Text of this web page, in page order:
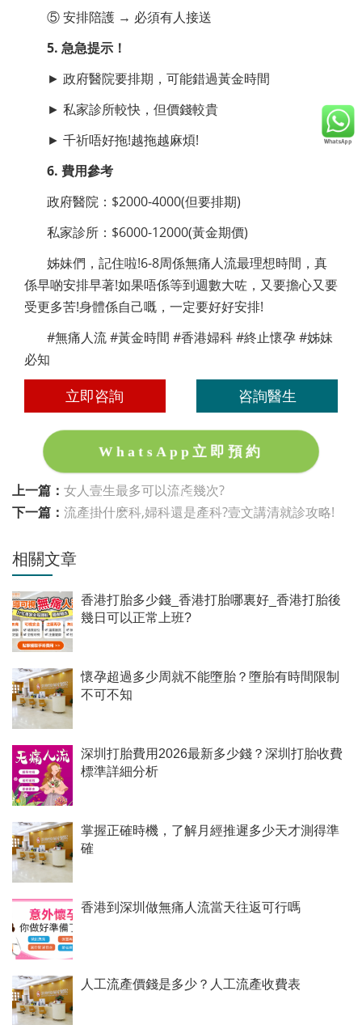
⑤ 安排陪護 → 必須有人接送
5. 急急提示！
► 政府醫院要排期，可能錯過黃金時間
► 私家診所較快，但價錢較貴
► 千祈唔好拖!越拖越麻煩!
6. 費用參考
政府醫院：$2000-4000(但要排期)
私家診所：$6000-12000(黃金期價)
姊妹們，記住啦!6-8周係無痛人流最理想時間，真
係早啲安排早著!如果唔係等到週數大咗，又要擔心又要
受更多苦!身體係自己嘅，一定要好好安排!
#無痛人流 #黃金時間 #香港婦科 #終止懷孕 #姊妹
必知
立即咨詢 咨詢醫生
WhatsApp立即預約
上一篇： 女人壹生最多可以流產幾次?
下一篇： 流產掛什麽科,婦科還是產科?壹文講清就診攻略!
相關文章
香港打胎多少錢_香港打胎哪裏好_香港打胎後
幾日可以正常上班?
懷孕超過多少周就不能墮胎？墮胎有時間限制
不可不知
深圳打胎費用2026最新多少錢？深圳打胎收費
標準詳細分析
掌握正確時機，了解月經推遲多少天才測得準
確
香港到深圳做無痛人流當天往返可行嗎
人工流產價錢是多少？人工流產收費表